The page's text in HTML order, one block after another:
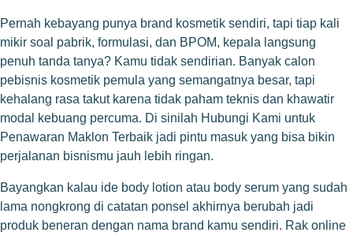
Pernah kebayang punya brand kosmetik sendiri, tapi tiap kali
mikir soal pabrik, formulasi, dan BPOM, kepala langsung
penuh tanda tanya? Kamu tidak sendirian. Banyak calon
pebisnis kosmetik pemula yang semangatnya besar, tapi
kehalang rasa takut karena tidak paham teknis dan khawatir
modal kebuang percuma. Di sinilah Hubungi Kami untuk
Penawaran Maklon Terbaik jadi pintu masuk yang bisa bikin
perjalanan bisnismu jauh lebih ringan.
Bayangkan kalau ide body lotion atau body serum yang sudah
lama nongkrong di catatan ponsel akhirnya berubah jadi
produk beneran dengan nama brand kamu sendiri. Rak online